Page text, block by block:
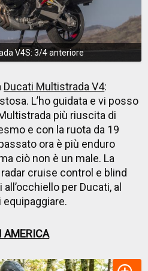
V4S: 3/4 anteriore
Ducati Multistrada V4:
L’ho guidata e vi posso
più riuscita di
e con la ruota da 19
ora è più enduro
ciò non è un male. La
cruise control e blind
per Ducati, al
AMERICA